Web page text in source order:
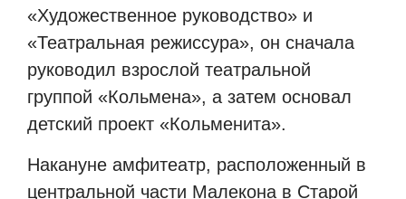
«Художественное руководство» и
«Театральная режиссура», он сначала
руководил взрослой театральной
группой «Кольмена», а затем основал
детский проект «Кольменита».
Накануне амфитеатр, расположенный в
центральной части Малекона в Старой